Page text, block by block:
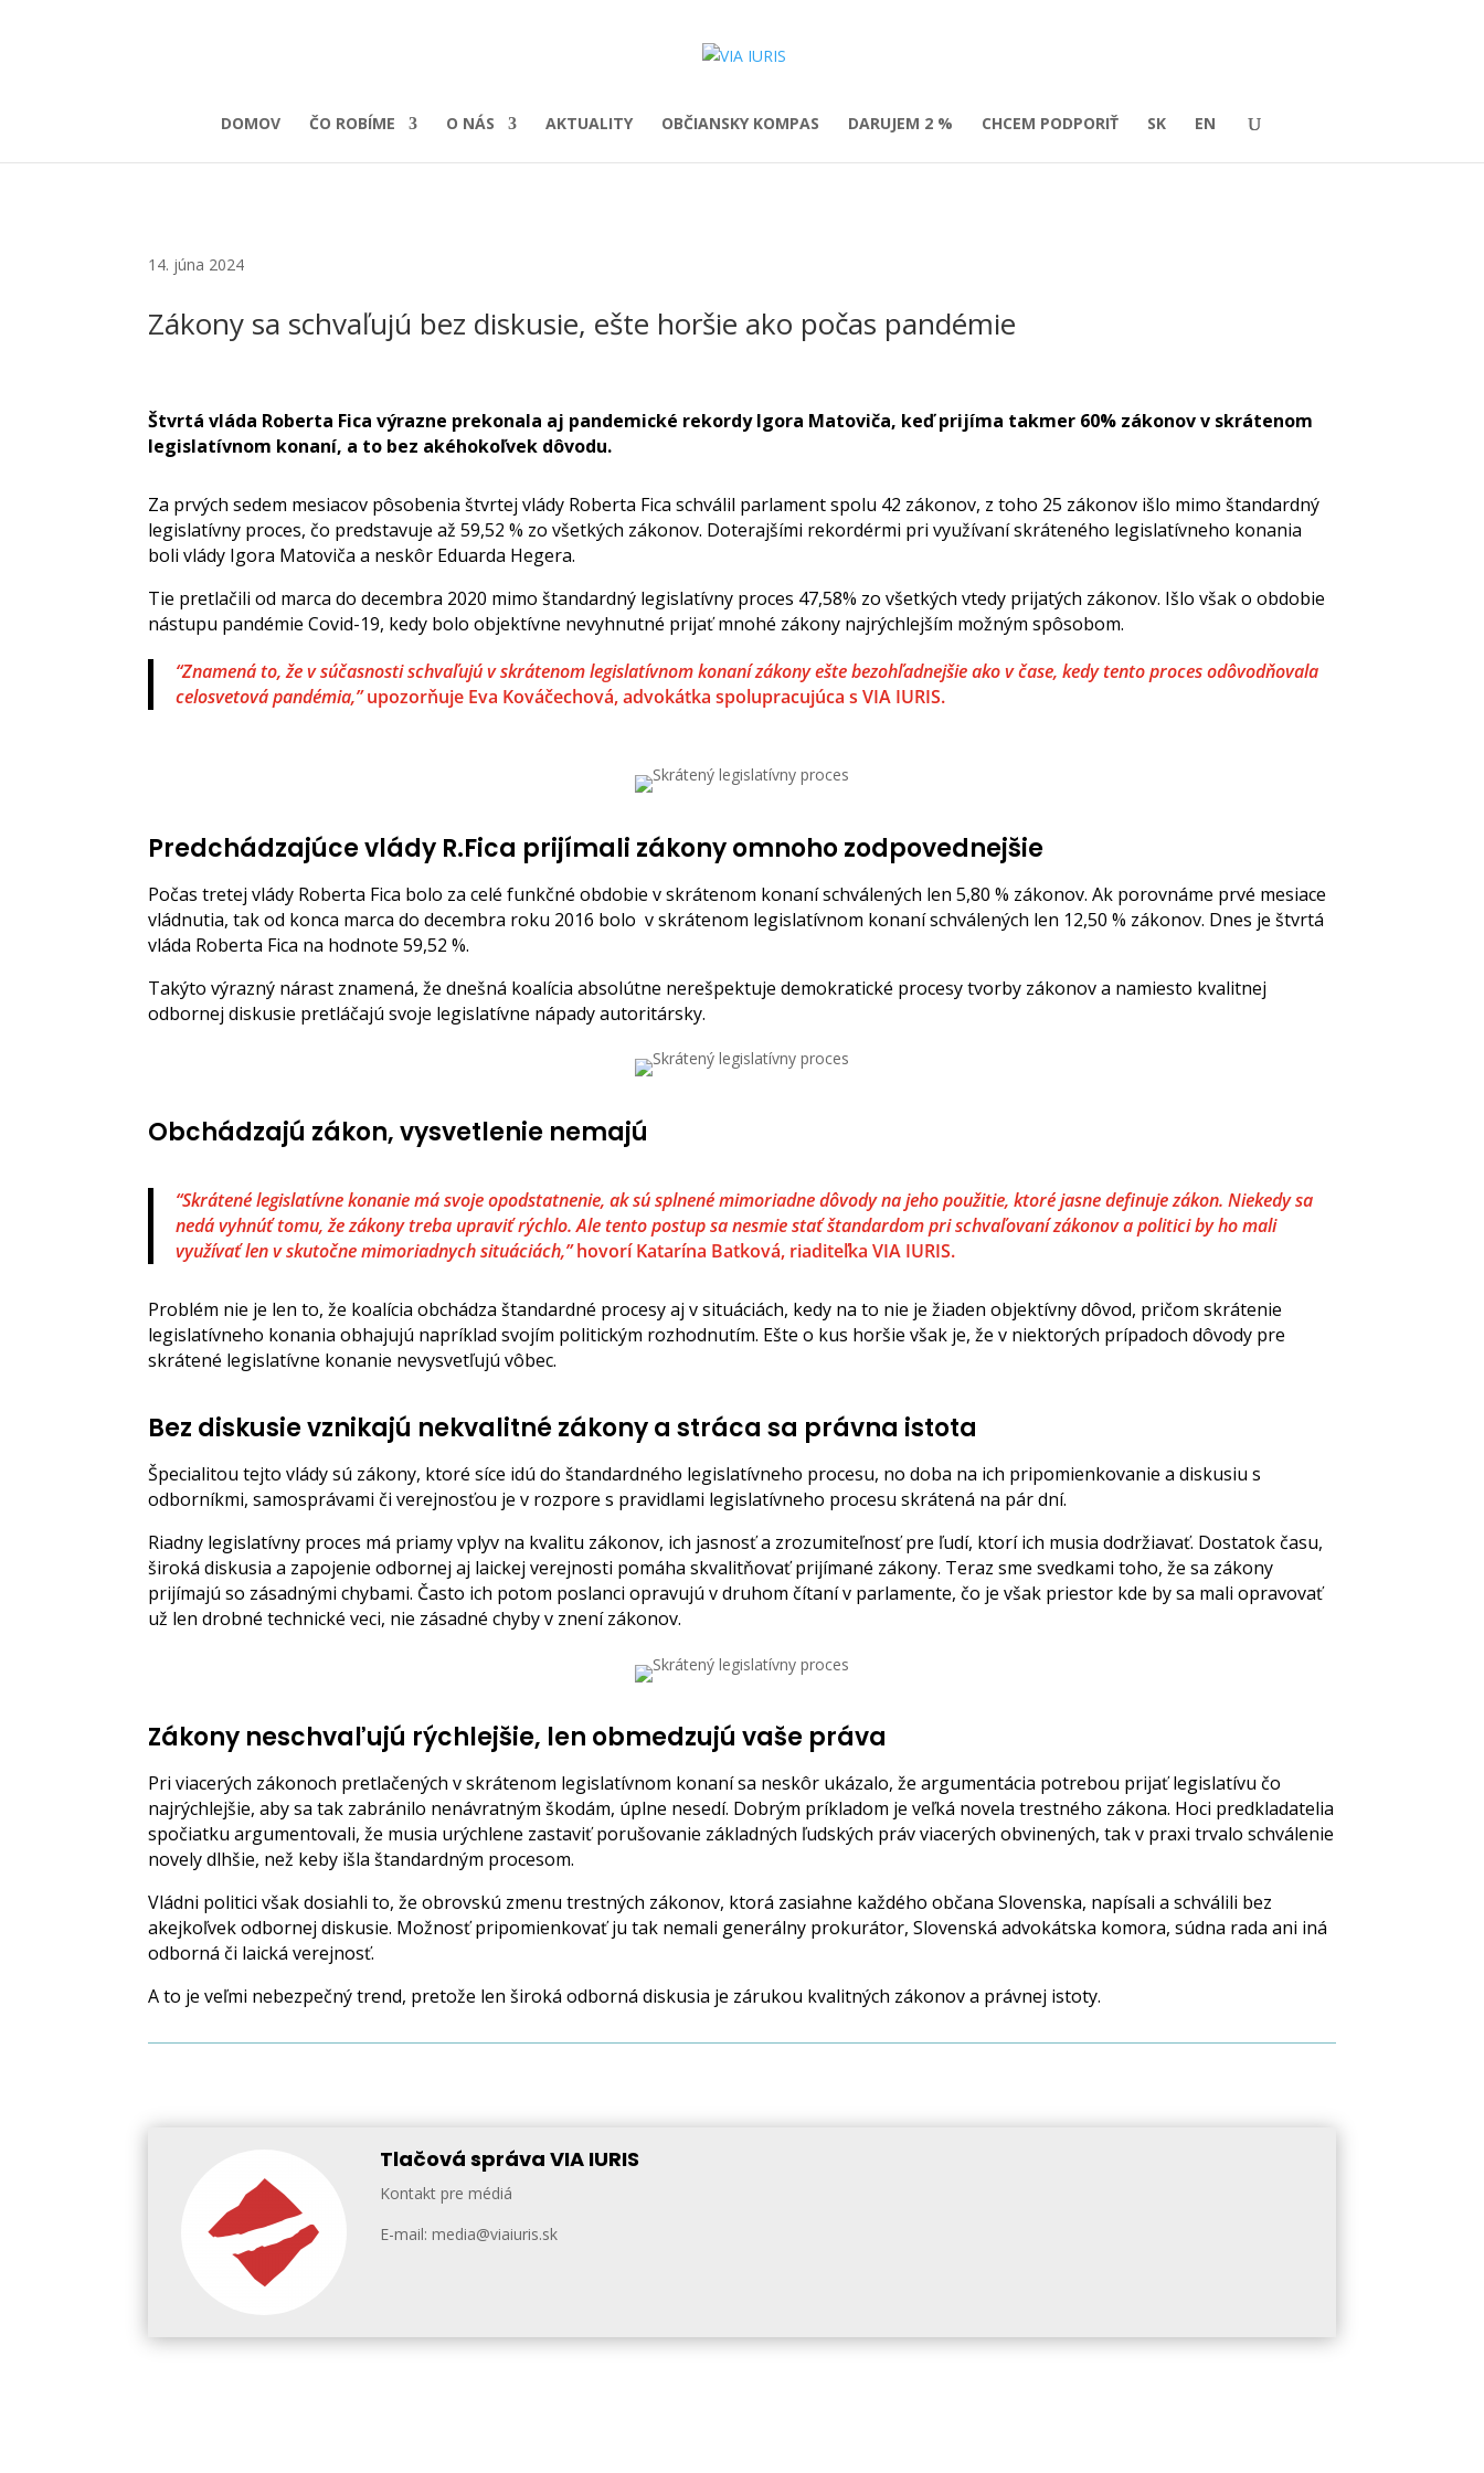
DOMOV ČO ROBÍME O NÁS AKTUALITY OBČIANSKY KOMPAS DARUJEM 2 % CHCEM PODPORIŤ SK EN
14. júna 2024
Zákony sa schvaľujú bez diskusie, ešte horšie ako počas pandémie
Štvrtá vláda Roberta Fica výrazne prekonala aj pandemické rekordy Igora Matoviča, keď prijíma takmer 60% zákonov v skrátenom
legislatívnom konaní, a to bez akéhokoľvek dôvodu.
Za prvých sedem mesiacov pôsobenia štvrtej vlády Roberta Fica schválil parlament spolu 42 zákonov, z toho 25 zákonov išlo mimo štandardný
legislatívny proces, čo predstavuje až 59,52 % zo všetkých zákonov. Doterajšími rekordérmi pri využívaní skráteného legislatívneho konania
boli vlády Igora Matoviča a neskôr Eduarda Hegera.
Tie pretlačili od marca do decembra 2020 mimo štandardný legislatívny proces 47,58% zo všetkých vtedy prijatých zákonov. Išlo však o obdobie
nástupu pandémie Covid-19, kedy bolo objektívne nevyhnutné prijať mnohé zákony najrýchlejším možným spôsobom.
“Znamená to, že v súčasnosti schvaľujú v skrátenom legislatívnom konaní zákony ešte bezohľadnejšie ako v čase, kedy tento proces odôvodňovala
celosvetová pandémia,”upozorňuje Eva Kováčechová, advokátka spolupracujúca s VIA IURIS.
Predchádzajúce vlády R.Fica prijímali zákony omnoho zodpovednejšie
Počas tretej vlády Roberta Fica bolo za celé funkčné obdobie v skrátenom konaní schválených len 5,80 % zákonov. Ak porovnáme prvé mesiace
vládnutia, tak od konca marca do decembra roku 2016 bolo v skrátenom legislatívnom konaní schválených len 12,50 % zákonov. Dnes je štvrtá
vláda Roberta Fica na hodnote 59,52 %.
Takýto výrazný nárast znamená, že dnešná koalícia absolútne nerešpektuje demokratické procesy tvorby zákonov a namiesto kvalitnej
odbornej diskusie pretláčajú svoje legislatívne nápady autoritársky.
Obchádzajú zákon, vysvetlenie nemajú
“Skrátené legislatívne konanie má svoje opodstatnenie, ak sú splnené mimoriadne dôvody na jeho použitie, ktoré jasne definuje zákon. Niekedy sa
nedá vyhnúť tomu, že zákony treba upraviť rýchlo. Ale tento postup sa nesmie stať štandardom pri schvaľovaní zákonov a politici by ho mali
využívať len v skutočne mimoriadnych situáciách,”hovorí Katarína Batková, riaditeľka VIA IURIS.
Problém nie je len to, že koalícia obchádza štandardné procesy aj v situáciách, kedy na to nie je žiaden objektívny dôvod, pričom skrátenie
legislatívneho konania obhajujú napríklad svojím politickým rozhodnutím. Ešte o kus horšie však je, že v niektorých prípadoch dôvody pre
skrátené legislatívne konanie nevysvetľujú vôbec.
Bez diskusie vznikajú nekvalitné zákony a stráca sa právna istota
Špecialitou tejto vlády sú zákony, ktoré síce idú do štandardného legislatívneho procesu, no doba na ich pripomienkovanie a diskusiu s
odborníkmi, samosprávami či verejnosťou je v rozpore s pravidlami legislatívneho procesu skrátená na pár dní.
Riadny legislatívny proces má priamy vplyv na kvalitu zákonov, ich jasnosť a zrozumiteľnosť pre ľudí, ktorí ich musia dodržiavať. Dostatok času,
široká diskusia a zapojenie odbornej aj laickej verejnosti pomáha skvalitňovať prijímané zákony. Teraz sme svedkami toho, že sa zákony
prijímajú so zásadnými chybami. Často ich potom poslanci opravujú v druhom čítaní v parlamente, čo je však priestor kde by sa mali opravovať
už len drobné technické veci, nie zásadné chyby v znení zákonov.
Zákony neschvaľujú rýchlejšie, len obmedzujú vaše práva
Pri viacerých zákonoch pretlačených v skrátenom legislatívnom konaní sa neskôr ukázalo, že argumentácia potrebou prijať legislatívu čo
najrýchlejšie, aby sa tak zabránilo nenávratným škodám, úplne nesedí. Dobrým príkladom je veľká novela trestného zákona. Hoci predkladatelia
spočiatku argumentovali, že musia urýchlene zastaviť porušovanie základných ľudských práv viacerých obvinených, tak v praxi trvalo schválenie
novely dlhšie, než keby išla štandardným procesom.
Vládni politici však dosiahli to, že obrovskú zmenu trestných zákonov, ktorá zasiahne každého občana Slovenska, napísali a schválili bez
akejkoľvek odbornej diskusie. Možnosť pripomienkovať ju tak nemali generálny prokurátor, Slovenská advokátska komora, súdna rada ani iná
odborná či laická verejnosť.
A to je veľmi nebezpečný trend, pretože len široká odborná diskusia je zárukou kvalitných zákonov a právnej istoty.
Tlačová správa VIA IURIS
Kontakt pre médiá
E-mail: media@viaiuris.sk